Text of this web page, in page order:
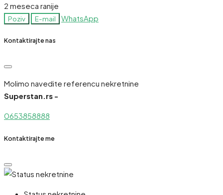
2 meseca ranije
Poziv E-mail WhatsApp
Kontaktirajte nas
Molimo navedite referencu nekretnine
Superstan.rs -
0653858888
Kontaktirajte me